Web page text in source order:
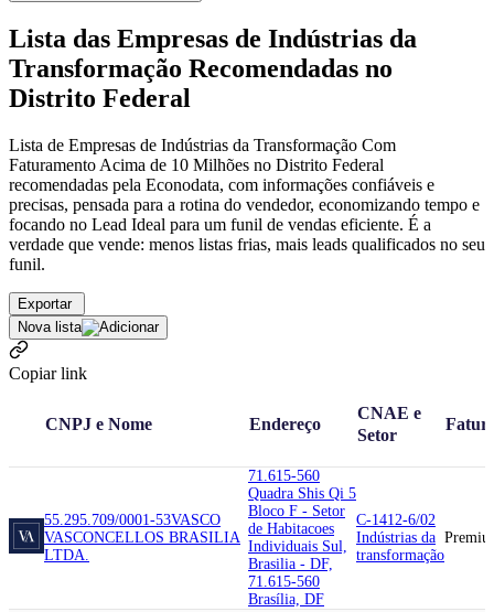
Lista das Empresas de Indústrias da
Transformação Recomendadas no
Distrito Federal
Lista de Empresas de Indústrias da Transformação Com
Faturamento Acima de 10 Milhões no Distrito Federal
recomendadas pela Econodata, com informações confiáveis e
precisas, pensada para a rotina do vendedor, economizando tempo e
focando no Lead Ideal para um funil de vendas eficiente. É a
verdade que vende: menos listas frias, mais leads qualificados no seu
funil.
Exportar
Nova lista
Copiar link
CNPJ e Nome Endereço
CNAE e
Setor
55.295.709/0001-53VASCO
VASCONCELLOS BRASILIA
LTDA.
71.615-560
Quadra Shis Qi 5
Bloco F - Setor
de Habitacoes
Individuais Sul,
Brasilia - DF,
71.615-560
Brasília, DF
C-1412-6/02
Indústrias da
transformação